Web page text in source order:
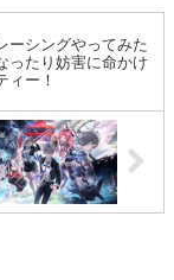
ーシングやってみた
ったり妨害に命かけ
ィー！